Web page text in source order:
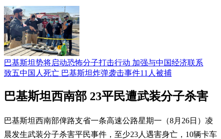
巴基斯坦势将启动恐怖分子打击行动 加强与中国经济联系
致五中国人死亡 巴基斯坦炸弹袭击事件11人被捕
巴基斯坦西南部 23平民遭武装分子杀害
巴基斯坦西南部俾路支省一条高速公路星期一（8月26日）凌
晨发生武装分子杀害平民事件，至少23人遇害身亡，10辆卡车